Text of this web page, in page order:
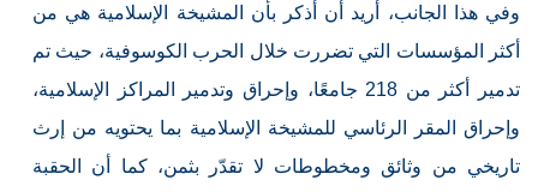
وفي هذا الجانب، أريد أن أذكر بأن المشيخة الإسلامية هي من
أكثر المؤسسات التي تضررت خلال الحرب الكوسوفية، حيث تم
تدمير أكثر من 218 جامعًا، وإحراق وتدمير المراكز الإسلامية،
وإحراق المقر الرئاسي للمشيخة الإسلامية بما يحتويه من إرث
تاريخي من وثائق ومخطوطات لا تقدّر بثمن، كما أن الحقبة